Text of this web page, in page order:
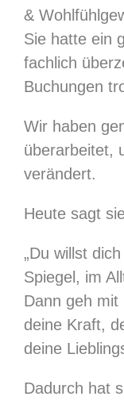
&
Sie hatte ein
fachlich
Buchungen
Wir haben
überarbeitet,
verändert.
Heute sagt
„Du willst
Spiegel, im
Dann geh
deine Kraft,
deine
Dadurch hat